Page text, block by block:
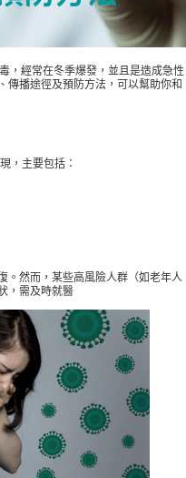
，經常在冬季爆發，並且是造成急性
傳播途徑及預防方法，可以幫助你和
，主要包括：
。然而，某些高風險人群（如老年人
，需及時就醫